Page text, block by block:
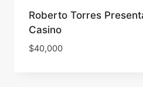
Roberto Torres
Casino
$40,000